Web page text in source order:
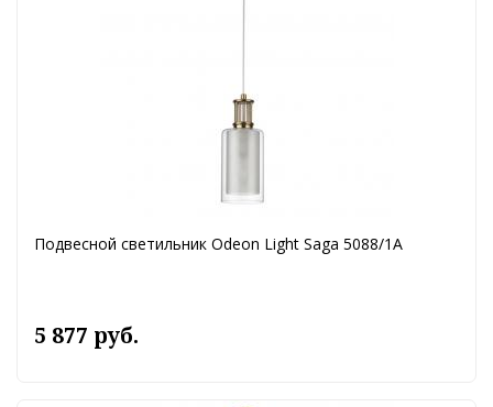
Подвесной светильник Odeon Light Saga 5088/1A
5 877 руб.